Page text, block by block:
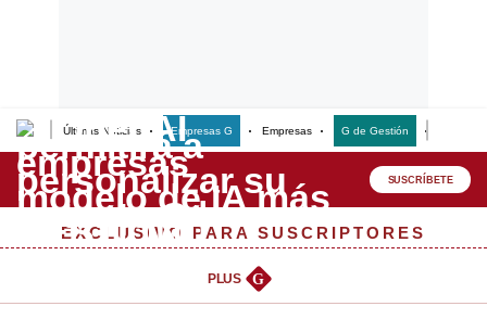
Últimas Noticias Empresas G Empresas G de Gestión
Lo último
Peru Quiosco
Management & Empleo
SUSCRÍBETE
EXCLUSIVO PARA SUSCRIPTORES
PLUS G